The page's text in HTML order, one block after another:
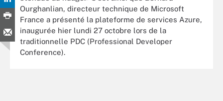
Ourghanlian, directeur technique de Microsoft
France a présenté la plateforme de services Azure,
inaugurée hier lundi 27 octobre lors de la
traditionnelle PDC (Professional Developer
Conference).